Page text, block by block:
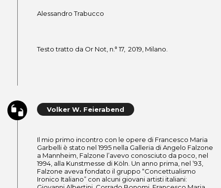
Alessandro Trabucco
Testo tratto da Or Not, n.° 17, 2019, Milano.
Volker W. Feierabend
Il mio primo incontro con le opere di Francesco Maria
Garbelli è stato nel 1995 nella Galleria di Angelo Falzone
a Mannheim, Falzone l’avevo conosciuto da poco, nel
1994, alla Kunstmesse di Köln. Un anno prima, nel ’93,
Falzone aveva fondato il gruppo “Concettualismo
Ironico Italiano” con alcuni giovani artisti italiani: